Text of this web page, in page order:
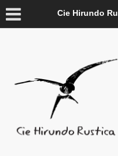
Cie Hirundo